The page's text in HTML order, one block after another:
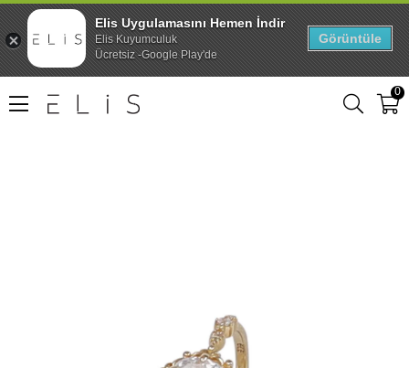
0
Elis Uygulamasını Hemen İndir
Elis Kuyumculuk
Ücretsiz -Google Play'de
Görüntüle